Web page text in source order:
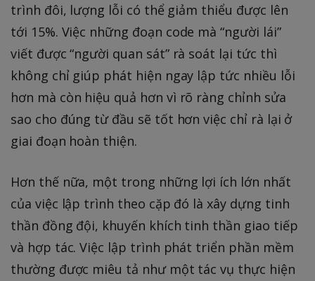
trình đôi, lượng lỗi có thể giảm thiểu được lên
tới 15%. Việc những đoạn code mà “người lái”
viết được “người quan sát” rà soát lại tức thì
không chỉ giúp phát hiện ngay lập tức nhiều lỗi
hơn mà còn hiệu quả hơn vì rõ ràng chỉnh sửa
sao cho đúng từ đầu sẽ tốt hơn việc chỉ rà lại ở
giai đoạn hoàn thiện.
Hơn thế nữa, một trong những lợi ích lớn nhất
của việc lập trình theo cặp đó là xây dựng tinh
thần đồng đội, khuyến khích tinh thần giao tiếp
và hợp tác. Việc lập trình phát triển phần mềm
thường được miêu tả như một tác vụ thực hiện